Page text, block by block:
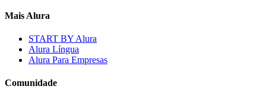
Mais Alura
START BY Alura
Alura Língua
Alura Para Empresas
Comunidade